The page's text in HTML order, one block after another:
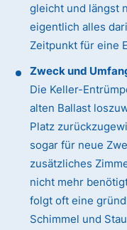
gleicht und längst
eigentlich alles
Zeitpunkt für eine
Zweck und
Die Keller-
alten Ballast
Platz
sogar für neue
zusätzliches
nicht mehr
folgt oft eine
Schimmel und